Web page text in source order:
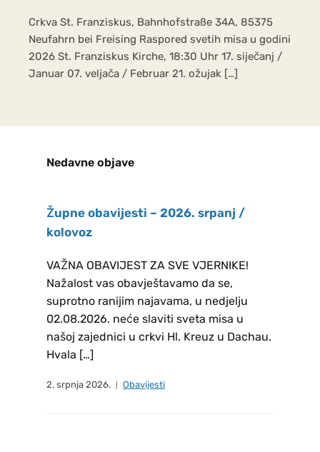
susreta: U 08:45 h ujutro s
glavnog kolodvora (Bahnhof) u
Freisingu i u Dachau. Bernarda
Marija Vilus NOGOMET za mlade,
31. ožujka 2027 Svakoga petka u
praznika u školskoj dvorani
Adresa: Grundschule und
Voditelj: Tihomir Tomić,
Kontakt broj: 0176-41727211
PASTORALNO VIJEĆE ŽUPE –
2026. – 2030. Članovima novog
Župnog vijeća HKM FREISING,
čestitamo na (re)izboru i želimo
puno uspjeha u djelovanju, na
Crkva St. Franziskus, Bahnhofstraße 34A, 85375
Neufahrn bei Freising Raspored svetih misa u godini
2026 St. Franziskus Kirche, 18:30 Uhr 17. siječanj /
Januar 07. veljača / Februar 21. ožujak […]
Nedavne objave
Župne obavijesti – 2026. srpanj /
kolovoz
VAŽNA OBAVIJEST ZA SVE VJERNIKE!
Nažalost vas obavještavamo da se,
suprotno ranijim najavama, u nedjelju
02.08.2026. neće slaviti sveta misa u
našoj zajednici u crkvi Hl. Kreuz u Dachau.
Hvala […]
2. srpnja 2026. Obavijesti